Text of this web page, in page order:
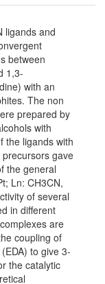
ligands and
between
1,3-
with an
The non
prepared by
with
the ligands with
gave
the general
Ln: CH3CN,
of several
in different
are
coupling of
to give 3-
the catalytic